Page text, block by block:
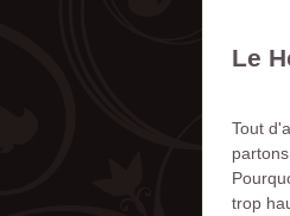
Le
Tout
trop